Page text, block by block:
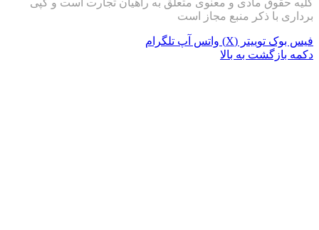
برداری با ذکر منبع مجاز است
فیس بوک توییتر (X) واتس آپ تلگرام
دکمه بازگشت به بالا